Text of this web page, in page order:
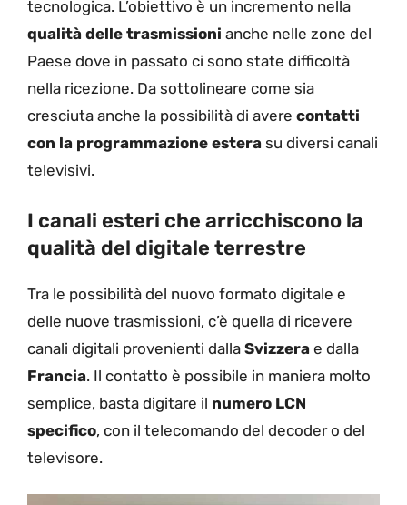
tecnologica. L’obiettivo è un incremento nella
qualità delle trasmissioni anche nelle zone del
Paese dove in passato ci sono state difficoltà
nella ricezione. Da sottolineare come sia
cresciuta anche la possibilità di avere contatti
con la programmazione estera su diversi canali
televisivi.
I canali esteri che arricchiscono la
qualità del digitale terrestre
Tra le possibilità del nuovo formato digitale e
delle nuove trasmissioni, c’è quella di ricevere
canali digitali provenienti dalla Svizzera e dalla
Francia. Il contatto è possibile in maniera molto
semplice, basta digitare il numero LCN
specifico, con il telecomando del decoder o del
televisore.